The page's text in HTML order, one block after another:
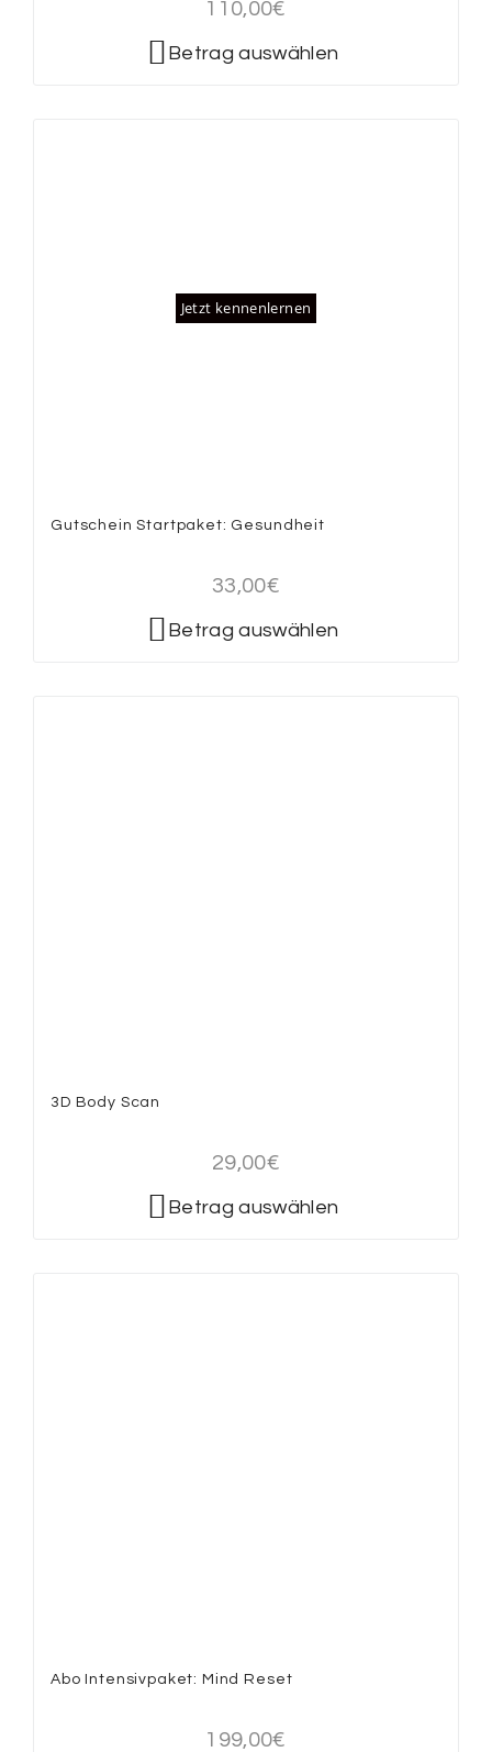
110,00€
Betrag auswählen
Jetzt kennenlernen
Gutschein Startpaket: Gesundheit
33,00€
Betrag auswählen
3D Body Scan
29,00€
Betrag auswählen
Abo Intensivpaket: Mind Reset
199,00€